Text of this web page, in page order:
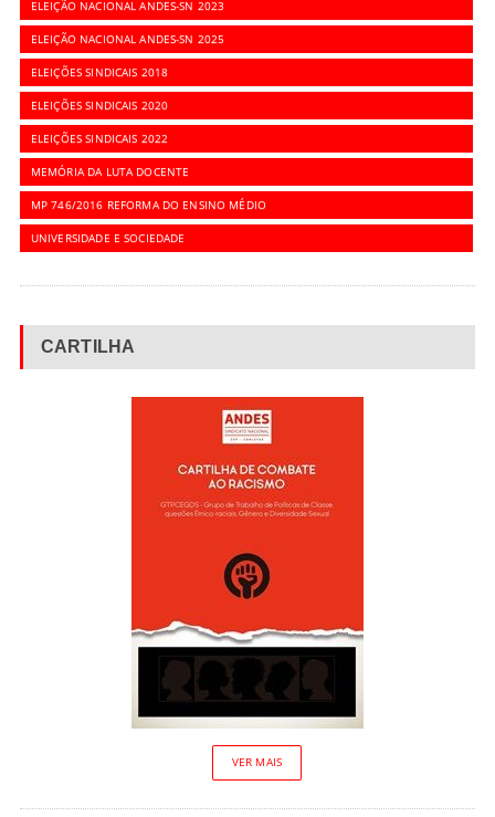
ELEIÇÃO NACIONAL ANDES-SN 2023
ELEIÇÃO NACIONAL ANDES-SN 2025
ELEIÇÕES SINDICAIS 2018
ELEIÇÕES SINDICAIS 2020
ELEIÇÕES SINDICAIS 2022
MEMÓRIA DA LUTA DOCENTE
MP 746/2016 REFORMA DO ENSINO MÉDIO
UNIVERSIDADE E SOCIEDADE
CARTILHA
VER MAIS